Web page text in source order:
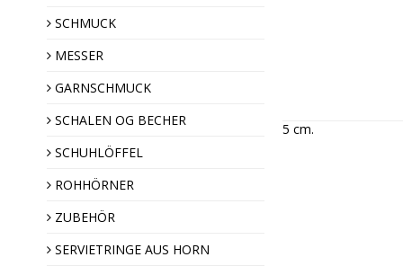
Ziernadeln
Hornknöpfe
SCHMUCK
MESSER
GARNSCHMUCK
SCHALEN OG BECHER
SCHUHLÖFFEL
ROHHÖRNER
ZUBEHÖR
SERVIETRINGE AUS HORN
5 cm.